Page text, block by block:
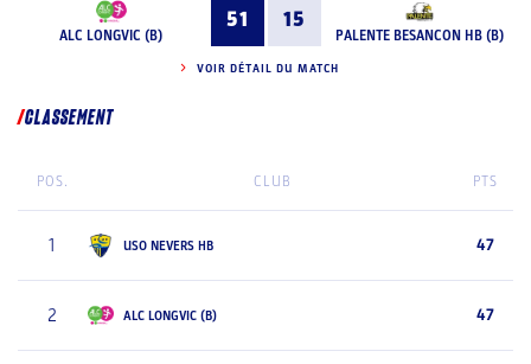
ALC LONGVIC (B)
51 15
PALENTE BESANCON HB (B)
VOIR DÉTAIL DU MATCH
CLASSEMENT
POS. CLUB PTS
1 USO NEVERS HB 47
2 ALC LONGVIC (B) 47